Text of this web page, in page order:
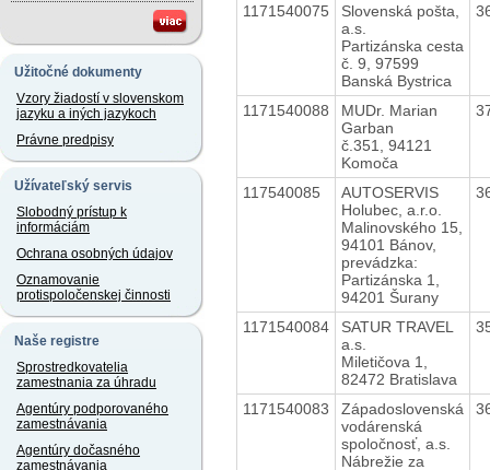
Užitočné dokumenty
Vzory žiadostí v slovenskom
jazyku a iných jazykoch
Právne predpisy
Užívateľský servis
Slobodný prístup k
informáciám
Ochrana osobných údajov
Oznamovanie
protispoločenskej činnosti
Naše registre
Sprostredkovatelia
zamestnania za úhradu
Agentúry podporovaného
zamestnávania
Agentúry dočasného
zamestnávania
1171540075
Slovenská pošta,
a.s.
Partizánska cesta
č. 9, 97599
Banská Bystrica
1171540088
MUDr. Marian
Garban
č.351, 94121
Komoča
117540085
AUTOSERVIS
Holubec, a.r.o.
Malinovského 15,
94101 Bánov,
prevádzka:
Partizánska 1,
94201 Šurany
1171540084
SATUR TRAVEL
a.s.
Miletičova 1,
82472 Bratislava
1171540083
Západoslovenská
vodárenská
spoločnosť, a.s.
Nábrežie za